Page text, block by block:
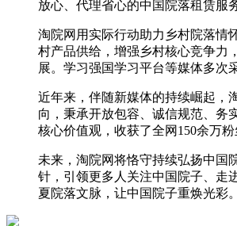
放心、代理省心的中国院落租赁服
淘院网用实际行动助力乡村院落情
村产品供给，增强乡村核心竞争力
展。学习强国学习平台等媒体多次
近年来，伴随新媒体的持续崛起，
向，秉承开放包容、诚信规范、务
核心价值观，收获了全网150余万粉
未来，淘院网将恪守持续弘扬中国
针，引领更多人关注中国院子、走
夏院落文脉，让中国院子重焕光彩。